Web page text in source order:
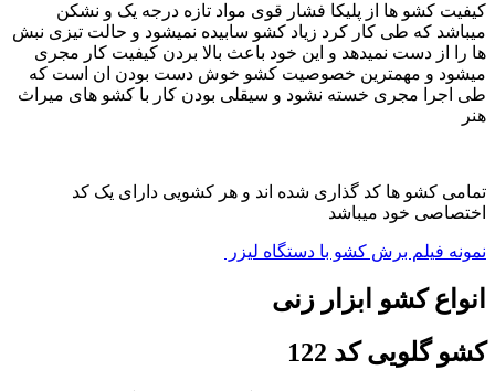
کیفیت کشو ها از پلیکا فشار قوی مواد تازه درجه یک و نشکن
میباشد که طی کار کرد زیاد کشو سابیده نمیشود و حالت تیزی نبش
ها را از دست نمیدهد و این خود باعث بالا بردن کیفیت کار مجری
میشود و مهمترین خصوصیت کشو خوش دست بودن ان است که
طی اجرا مجری خسته نشود و سیقلی بودن کار با کشو های میراث
هنر
تمامی کشو ها کد گذاری شده اند و هر کشویی دارای یک کد
اختصاصی خود میباشد
نمونه فیلم برش کشو با دستگاه لیزر
انواع کشو ابزار زنی
کشو گلویی کد 122